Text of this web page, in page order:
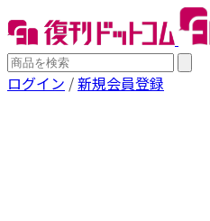
ログイン /新規会員登録